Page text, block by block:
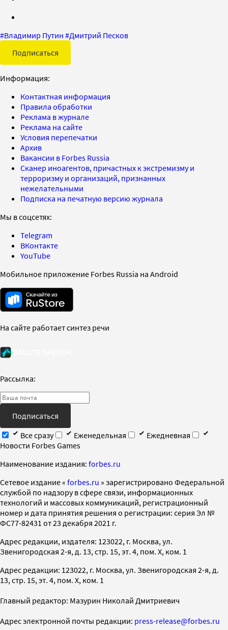
#Владимир Путин #Дмитрий Песков
Подписаться
Информация:
Контактная информация
Правила обработки
Реклама в журнале
Реклама на сайте
Условия перепечатки
Архив
Вакансии в Forbes Russia
Сканер иноагентов, причастных к экстремизму и
терроризму и организаций, признанных
нежелательными
Подписка на печатную версию журнала
Мы в соцсетях:
Telegram
ВКонтакте
YouTube
Мобильное приложение Forbes Russia на Android
На сайте работает синтез речи
Рассылка:
Подписаться
Все сразу
Еженедельная
Ежедневная
Новости Forbes Games
Наименование издания: forbes.ru
Cетевое издание « forbes.ru » зарегистрировано Федеральной
службой по надзору в сфере связи, информационных
технологий и массовых коммуникаций, регистрационный
номер и дата принятия решения о регистрации: серия Эл №
ФС77-82431 от 23 декабря 2021 г.
Адрес редакции, издателя: 123022, г. Москва, ул.
Звенигородская 2-я, д. 13, стр. 15, эт. 4, пом. X, ком. 1
Адрес редакции: 123022, г. Москва, ул. Звенигородская 2-я, д.
13, стр. 15, эт. 4, пом. X, ком. 1
Главный редактор: Мазурин Николай Дмитриевич
Адрес электронной почты редакции: press-release@forbes.ru